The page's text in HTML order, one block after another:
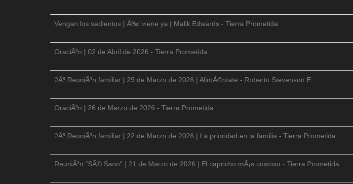
Vengan los sedientos | Ã‰l viene ya | Malik Edwards - Tierra Prometida
OraciÃ³n | 02 de Abril de 2026 - Tierra Prometida
2Âª ReuniÃ³n familiar | 29 de Marzo de 2026 | AlimÃ©ntate - Roberto Stevenson E.
OraciÃ³n | 26 de Marzo de 2026 - Tierra Prometida
2Âª ReuniÃ³n familiar | 22 de Marzo de 2026 | La prioridad en la familia - Tierra Prometida
ReuniÃ³n "SÃ© Sano" | 21 de Marzo de 2026 | El capricho mÃ¡s costoso - Tierra Prometida